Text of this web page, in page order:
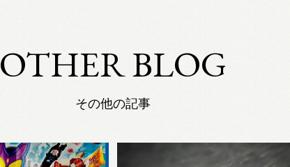
OTHER BLOG
その他の記事